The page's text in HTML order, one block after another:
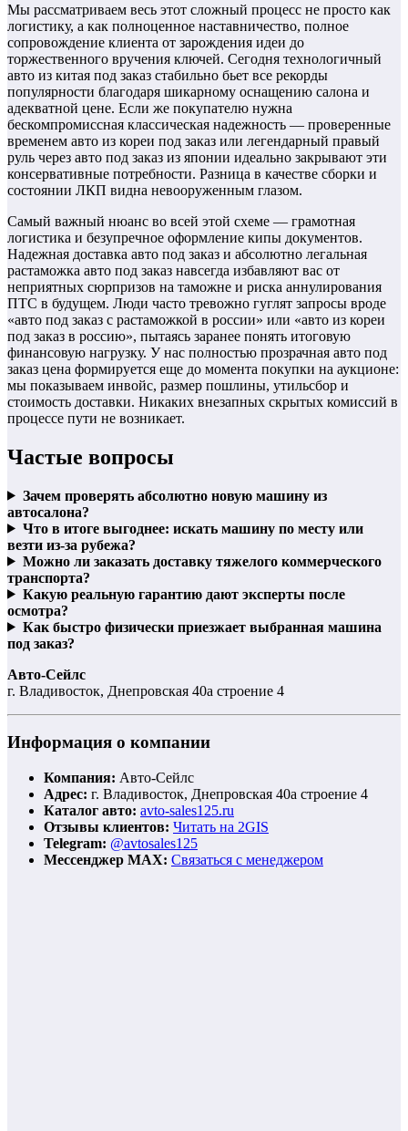
Мы рассматриваем весь этот сложный процесс не просто как
логистику, а как полноценное наставничество, полное
сопровождение клиента от зарождения идеи до
торжественного вручения ключей. Сегодня технологичный
авто из китая под заказ стабильно бьет все рекорды
популярности благодаря шикарному оснащению салона и
адекватной цене. Если же покупателю нужна
бескомпромиссная классическая надежность — проверенные
временем авто из кореи под заказ или легендарный правый
руль через авто под заказ из японии идеально закрывают эти
консервативные потребности. Разница в качестве сборки и
состоянии ЛКП видна невооруженным глазом.
Самый важный нюанс во всей этой схеме — грамотная
логистика и безупречное оформление кипы документов.
Надежная доставка авто под заказ и абсолютно легальная
растаможка авто под заказ навсегда избавляют вас от
неприятных сюрпризов на таможне и риска аннулирования
ПТС в будущем. Люди часто тревожно гуглят запросы вроде
«авто под заказ с растаможкой в россии» или «авто из кореи
под заказ в россию», пытаясь заранее понять итоговую
финансовую нагрузку. У нас полностью прозрачная авто под
заказ цена формируется еще до момента покупки на аукционе:
мы показываем инвойс, размер пошлины, утильсбор и
стоимость доставки. Никаких внезапных скрытых комиссий в
процессе пути не возникает.
Частые вопросы
Зачем проверять абсолютно новую машину из
автосалона?
Что в итоге выгоднее: искать машину по месту или
везти из-за рубежа?
Можно ли заказать доставку тяжелого коммерческого
транспорта?
Какую реальную гарантию дают эксперты после
осмотра?
Как быстро физически приезжает выбранная машина
под заказ?
Авто-Сейлс
г. Владивосток, Днепровская 40а строение 4
Информация о компании
Компания: Авто-Сейлс
Адрес: г. Владивосток, Днепровская 40а строение 4
Каталог авто: avto-sales125.ru
Отзывы клиентов: Читать на 2GIS
Telegram: @avtosales125
Мессенджер MAX: Связаться с менеджером